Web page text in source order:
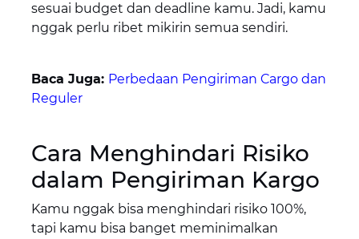
sesuai budget dan deadline kamu. Jadi, kamu
nggak perlu ribet mikirin semua sendiri.
Baca Juga: Perbedaan Pengiriman Cargo dan
Reguler
Cara Menghindari Risiko
dalam Pengiriman Kargo
Kamu nggak bisa menghindari risiko 100%,
tapi kamu bisa banget meminimalkan